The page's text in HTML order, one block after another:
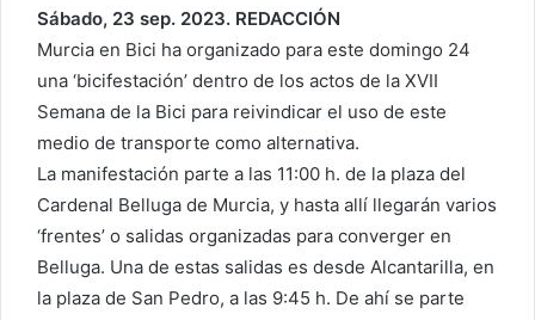
Sábado, 23 sep. 2023. REDACCIÓN
Murcia en Bici ha organizado para este domingo 24
una ‘bicifestación’ dentro de los actos de la XVII
Semana de la Bici para reivindicar el uso de este
medio de transporte como alternativa.
La manifestación parte a las 11:00 h. de la plaza del
Cardenal Belluga de Murcia, y hasta allí llegarán varios
‘frentes’ o salidas organizadas para converger en
Belluga. Una de estas salidas es desde Alcantarilla, en
la plaza de San Pedro, a las 9:45 h. De ahí se parte